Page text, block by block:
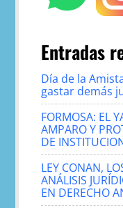
Entradas
Día de la
gastar demás
FORMOSA: EL
AMPARO Y
DE
LEY CONAN,
ANÁLISIS
EN DERECHO